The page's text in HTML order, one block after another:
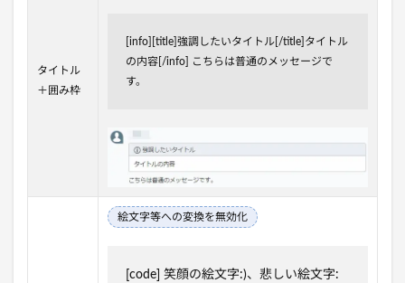
タイトル
＋囲み枠
[info][title]強調したいタイトル[/title]タイトル
の内容[/info] こちらは普通のメッセージで
す。
絵文字等への変換を無効化
[code] 笑顔の絵文字:)、悲しい絵文字: